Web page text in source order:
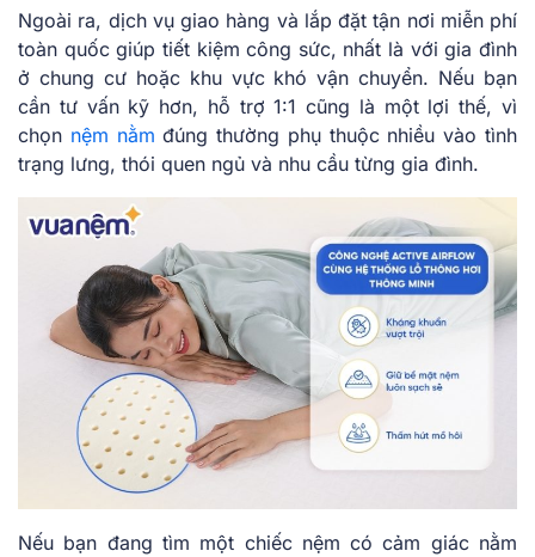
Ngoài ra, dịch vụ giao hàng và lắp đặt tận nơi miễn phí
toàn quốc giúp tiết kiệm công sức, nhất là với gia đình
ở chung cư hoặc khu vực khó vận chuyển. Nếu bạn
cần tư vấn kỹ hơn, hỗ trợ 1:1 cũng là một lợi thế, vì
chọn nệm nằm đúng thường phụ thuộc nhiều vào tình
trạng lưng, thói quen ngủ và nhu cầu từng gia đình.
Nếu bạn đang tìm một chiếc nệm có cảm giác nằm